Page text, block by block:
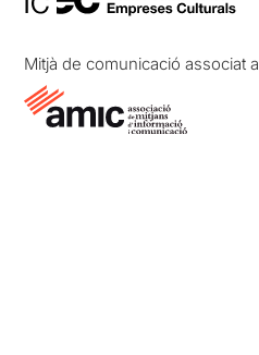
Mitjà de comunicació associat a